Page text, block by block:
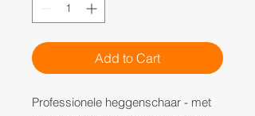
Add to Cart
Professionele heggenschaar - met